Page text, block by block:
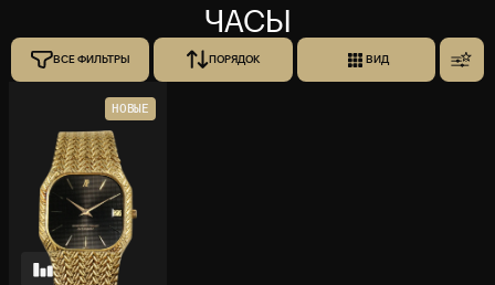
ЧАСЫ
ВСЕ ФИЛЬТРЫ ПОРЯДОК ВИД
НОВЫЕ